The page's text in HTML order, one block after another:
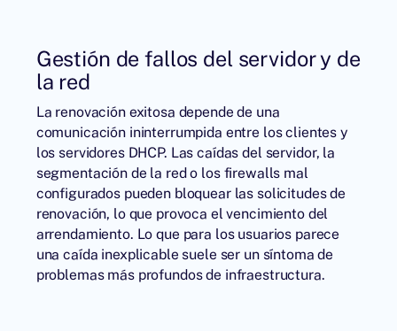
Gestión de fallos del servidor y de
la red
La renovación exitosa depende de una
comunicación ininterrumpida entre los clientes y
los servidores DHCP. Las caídas del servidor, la
segmentación de la red o los firewalls mal
configurados pueden bloquear las solicitudes de
renovación, lo que provoca el vencimiento del
arrendamiento. Lo que para los usuarios parece
una caída inexplicable suele ser un síntoma de
problemas más profundos de infraestructura.